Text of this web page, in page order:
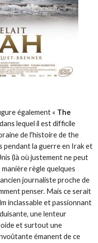
également « The
dans lequel il est difficile
de l'histoire de the
la guerre en Irak et
(là où justement ne peut
règle quelques
journaliste proche de
penser. Mais ce serait
inclassable et passionnant
une lenteur
et surtout une
émanent de ce